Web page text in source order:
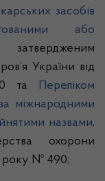
засобів
або
України від
та
Переліком
міжнародними
назвами,
охорони
року № 490;